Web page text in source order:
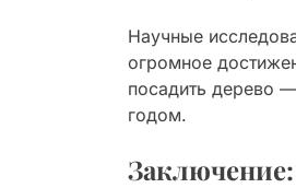
Научные
огромное
посадить дерево
годом.